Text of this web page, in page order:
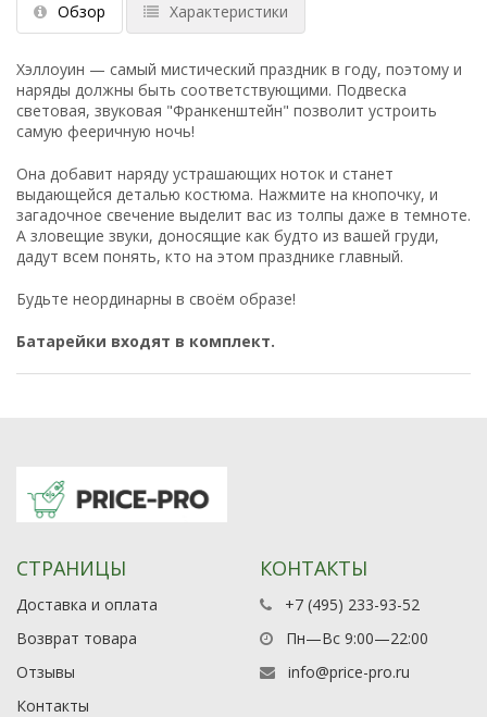
Обзор Характеристики
Хэллоуин — самый мистический праздник в году, поэтому и
наряды должны быть соответствующими. Подвеска
световая, звуковая "Франкенштейн" позволит устроить
самую фееричную ночь!
Она добавит наряду устрашающих ноток и станет
выдающейся деталью костюма. Нажмите на кнопочку, и
загадочное свечение выделит вас из толпы даже в темноте.
А зловещие звуки, доносящие как будто из вашей груди,
дадут всем понять, кто на этом празднике главный.
Будьте неординарны в своём образе!
Батарейки входят в комплект.
СТРАНИЦЫ
Доставка и оплата
Возврат товара
Отзывы
Контакты
КОНТАКТЫ
+7 (495) 233-93-52
Пн—Вс 9:00—22:00
info@price-pro.ru